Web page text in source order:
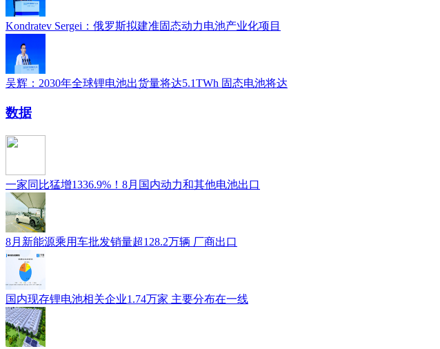
Kondratev Sergei：俄罗斯拟建准固态动力电池产业化项目
吴辉：2030年全球锂电池出货量将达5.1TWh 固态电池将达
数据
一家同比猛增1336.9%！8月国内动力和其他电池出口
8月新能源乘用车批发销量超128.2万辆 厂商出口
国内现存锂电池相关企业1.74万家 主要分布在一线